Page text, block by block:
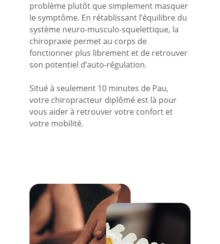
problème plutôt que simplement masquer
le symptôme. En rétablissant l’équilibre du
système neuro-musculo-squelettique, la
chiropraxie permet au corps de
fonctionner plus librement et de retrouver
son potentiel d’auto-régulation.
Situé à seulement 10 minutes de Pau,
votre chiropracteur diplômé est là pour
vous aider à retrouver votre confort et
votre mobilité.